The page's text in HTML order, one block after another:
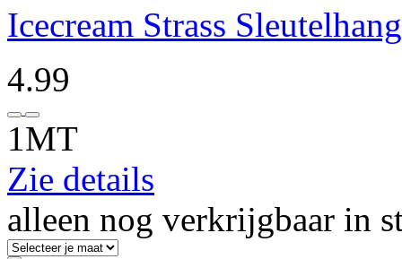
Icecream Strass
4.99
1MT
Zie details
alleen nog verkrijgbaar in